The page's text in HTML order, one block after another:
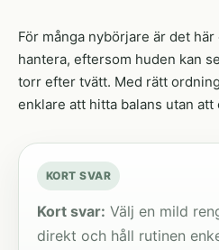
För många nybörjare är det
hantera, eftersom huden kan
torr efter tvätt. Med rätt
enklare att hitta balans utan
KORT SVAR
Kort svar: Välj en mild
direkt och håll rutinen